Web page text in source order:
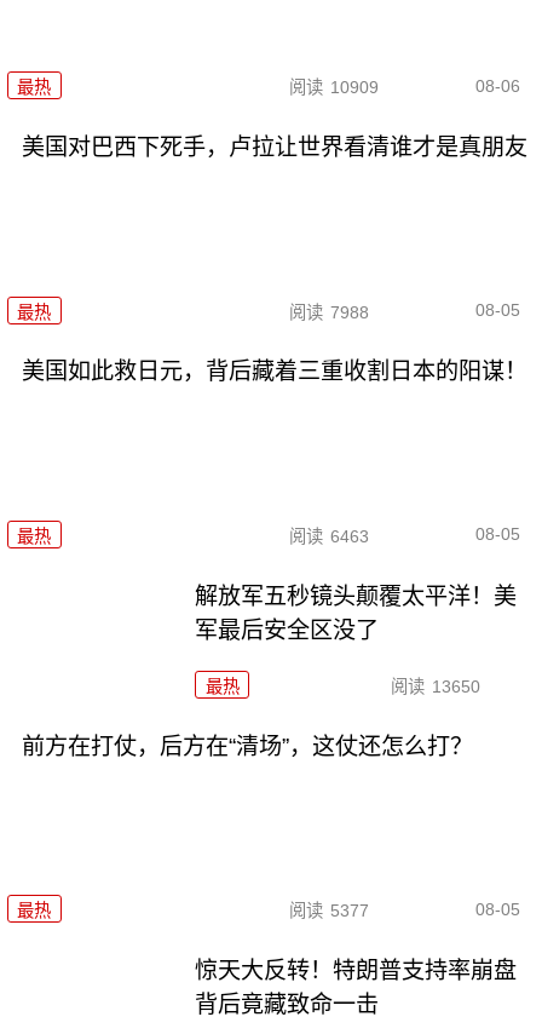
最热 阅读 10909 08-06
美国对巴西下死手，卢拉让世界看清谁才是真朋友
最热 阅读 7988 08-05
美国如此救日元，背后藏着三重收割日本的阳谋！
最热 阅读 6463 08-05
解放军五秒镜头颠覆太平洋！美
军最后安全区没了
最热 阅读 13650
前方在打仗，后方在“清场”，这仗还怎么打？
最热 阅读 5377 08-05
惊天大反转！特朗普支持率崩盘
背后竟藏致命一击